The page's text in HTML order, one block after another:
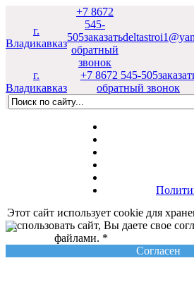
г.
Владикавказ
+7 8672
545-
505заказать
обратный
звонок
г.
Владикавказ
+7 8672 545-505
обратный звонок
Этот сайт использует cookie для
использовать сайт, Вы даете свое
файлами. *
Согласен